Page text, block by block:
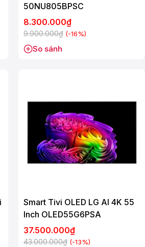
50NU805BPSC
8.300.000₫
9.900.000₫ (-16%)
So sánh
Smart Tivi OLED LG AI 4K 55
Inch OLED55G6PSA
37.500.000₫
43.000.000₫ (-13%)